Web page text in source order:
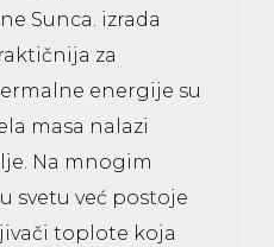
Sunca. izrada
za
energije su
masa nalazi
Na mnogim
svetu već postoje
toplote koja